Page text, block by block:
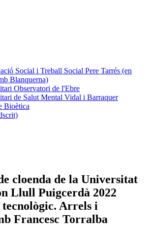
Social i Treball Social Pere Tarrés (en
Blanquerna)
Observatori de l'Ebre
de Salut Mental Vidal i Barraquer
Bioètica
cloenda de la Universitat
Llull Puigcerdà 2022
Arrels i
Francesc Torralba